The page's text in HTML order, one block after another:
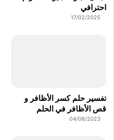
احترافي
17/02/2025
تفسير حلم كسر الأظافر و
قص الأظافر في الحلم
04/08/2023